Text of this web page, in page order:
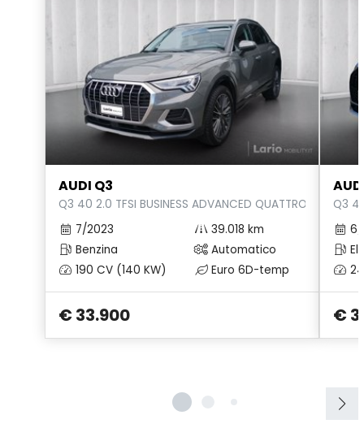
Riconoscimento segnali stradali
Sedili anteriori regolabili
Sedili posteriori regolabili
Sedili regolabili elettricamente
Sedili riscaldati
Selettore stile di guida
Sensori di Parcheggio Anterori e Posteriori
Servosterzo
Sistema audio
Sistema di frenata anti collisione
AUDI Q3
Q3 40 2.0 TFSI BUSINESS ADVANCED QUATTRO S-TRONIC
7/2023
39.018 km
Benzina
Automatico
190 CV (140 KW)
Euro 6D-temp
€ 33.900
Q3
6/
€